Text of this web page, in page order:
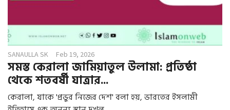
SANAULLA SK Feb 19, 2026
সমস্ত কেরালা জামিয়াতুল উলামা: প্রতিষ্ঠা
থেকে শতবর্ষী যাত্রার...
​কেরালা, যাকে 'প্রভুর নিজের দেশ' বলা হয়, ভারতের ইসলামী